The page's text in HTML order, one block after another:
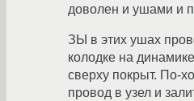
доволен и ушами и
ЗЫ в этих ушах
колодке на
сверху покрыт. По-
провод в узел и